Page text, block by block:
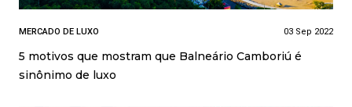
MERCADO DE LUXO 03 Sep 2022
5 motivos que mostram que Balneário Camboriú é
sinônimo de luxo